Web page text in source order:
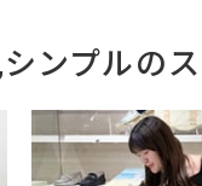
ンプルの